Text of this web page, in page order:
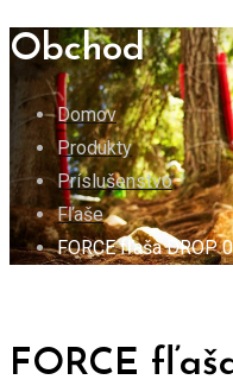
Obchod
Domov
Produkty
Príslušenstvo
Fľaše
FORCE fľaša DROP
FORCE